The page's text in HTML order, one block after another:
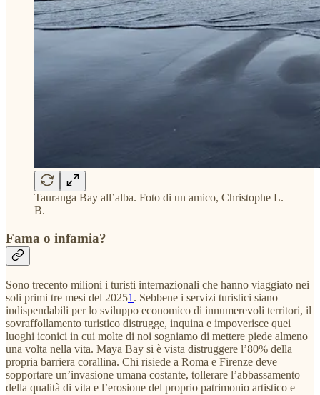
Tauranga Bay all’alba. Foto di un amico, Christophe L.
B.
Fama o infamia?
Sono trecento milioni i turisti internazionali che hanno viaggiato nei
soli primi tre mesi del 20251 . Sebbene i servizi turistici siano
indispendabili per lo sviluppo economico di innumerevoli territori, il
sovraffollamento turistico distrugge, inquina e impoverisce quei
luoghi iconici in cui molte di noi sogniamo di mettere piede almeno
una volta nella vita. Maya Bay si è vista distruggere l’80% della
propria barriera corallina. Chi risiede a Roma e Firenze deve
sopportare un’invasione umana costante, tollerare l’abbassamento
della qualità di vita e l’erosione del proprio patrimonio artistico e